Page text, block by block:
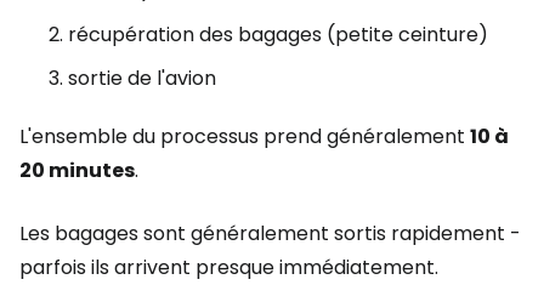
récupération des bagages (petite ceinture)
sortie de l'avion
L'ensemble du processus prend généralement 10 à
20 minutes.
Les bagages sont généralement sortis rapidement -
parfois ils arrivent presque immédiatement.